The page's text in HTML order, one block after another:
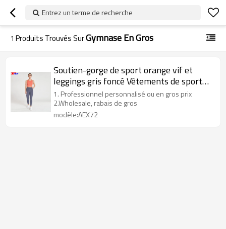
Entrez un terme de recherche
1 Produits Trouvés SurGymnase En Gros
Soutien-gorge de sport orange vif et
leggings gris foncé Vêtements de sport
en gros
1. Professionnel personnalisé ou en gros prix
2.Wholesale, rabais de gros
modèle:AEX72